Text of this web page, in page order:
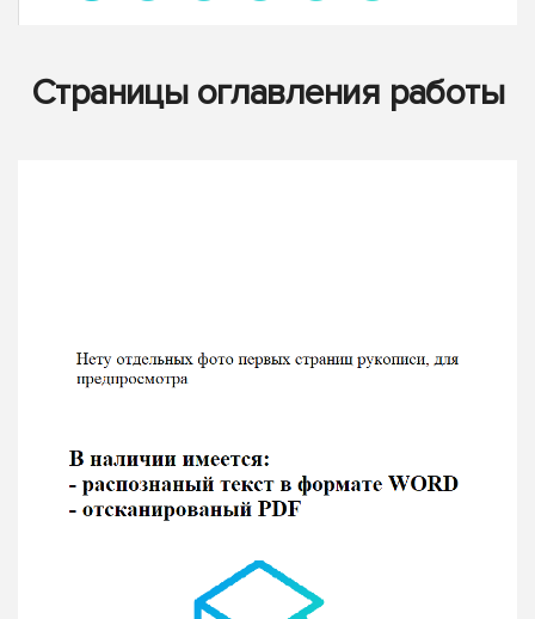
Страницы оглавления работы